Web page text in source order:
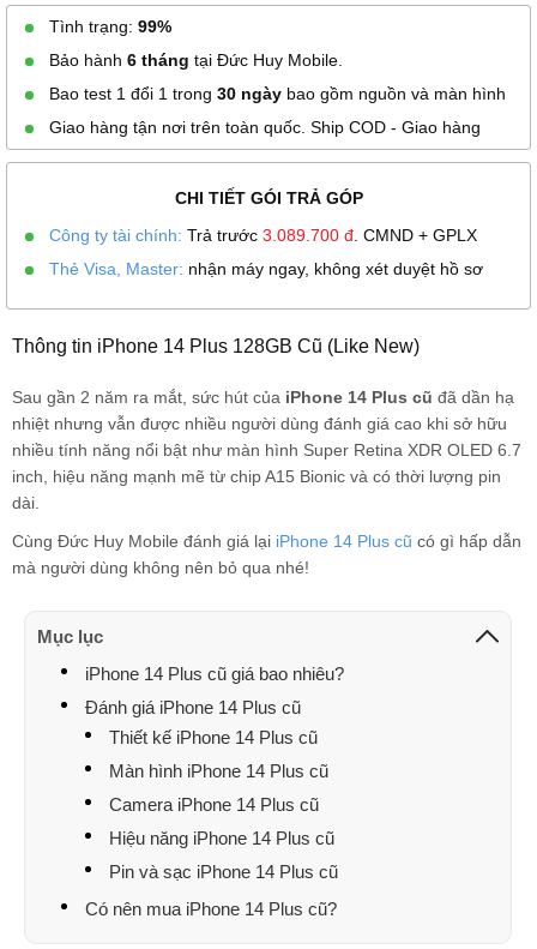
Tình trạng: 99%
Bảo hành 6 tháng tại Đức Huy Mobile.
Bao test 1 đổi 1 trong 30 ngày bao gồm nguồn và màn hình
Giao hàng tận nơi trên toàn quốc. Ship COD - Giao hàng
CHI TIẾT GÓI TRẢ GÓP
Công ty tài chính: Trả trước 3.089.700 đ . CMND + GPLX
Thẻ Visa, Master: nhận máy ngay, không xét duyệt hồ sơ
Thông tin iPhone 14 Plus 128GB Cũ (Like New)
Sau gần 2 năm ra mắt, sức hút của iPhone 14 Plus cũ đã dần hạ
nhiệt nhưng vẫn được nhiều người dùng đánh giá cao khi sở hữu
nhiều tính năng nổi bật như màn hình Super Retina XDR OLED 6.7
inch, hiệu năng mạnh mẽ từ chip A15 Bionic và có thời lượng pin
dài.
Cùng Đức Huy Mobile đánh giá lại iPhone 14 Plus cũ có gì hấp dẫn
mà người dùng không nên bỏ qua nhé!
Mục lục
iPhone 14 Plus cũ giá bao nhiêu?
Đánh giá iPhone 14 Plus cũ
Thiết kế iPhone 14 Plus cũ
Màn hình iPhone 14 Plus cũ
Camera iPhone 14 Plus cũ
Hiệu năng iPhone 14 Plus cũ
Pin và sạc iPhone 14 Plus cũ
Có nên mua iPhone 14 Plus cũ?